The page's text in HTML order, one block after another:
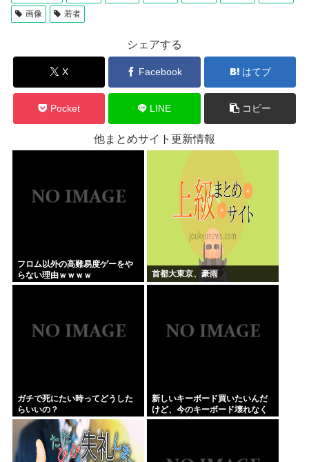
画像
若者
シェアする
X Facebook はてブ
Pocket LINE コピー
他まとめサイト更新情報
フロム以外の高難易度ゲーをや
らない理由ｗｗｗｗ
首都大東京、豪雨
ガチで死にたい時ってどうした
らいいの？
新しいキーボード買いたいんだ
けど、今のキーボード壊れなく
て買う理由が見つからない